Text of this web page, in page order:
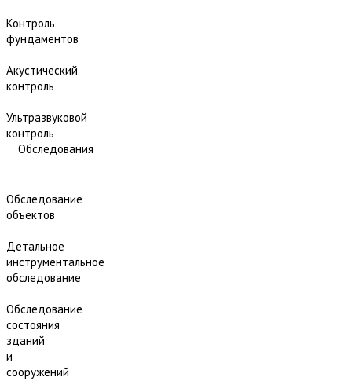
Контроль
фундаментов
Акустический
контроль
Ультразвуковой
контроль
Обследования
Обследование
объектов
Детальное
инструментальное
обследование
Обследование
состояния
зданий
и
сооружений